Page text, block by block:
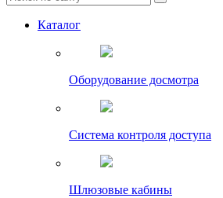
Каталог
Оборудование досмотра
Система контроля доступа
Шлюзовые кабины